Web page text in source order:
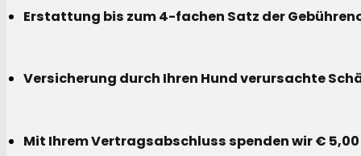
Erstattung bis zum 4-fachen Satz der
Versicherung durch Ihren Hund verursachte
Mit Ihrem Vertragsabschluss spenden wir €